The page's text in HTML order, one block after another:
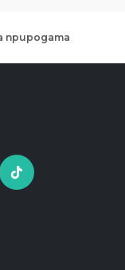
природата